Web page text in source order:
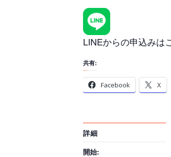
LINEからの申込みは
共有:
Facebook X
詳細
開始: